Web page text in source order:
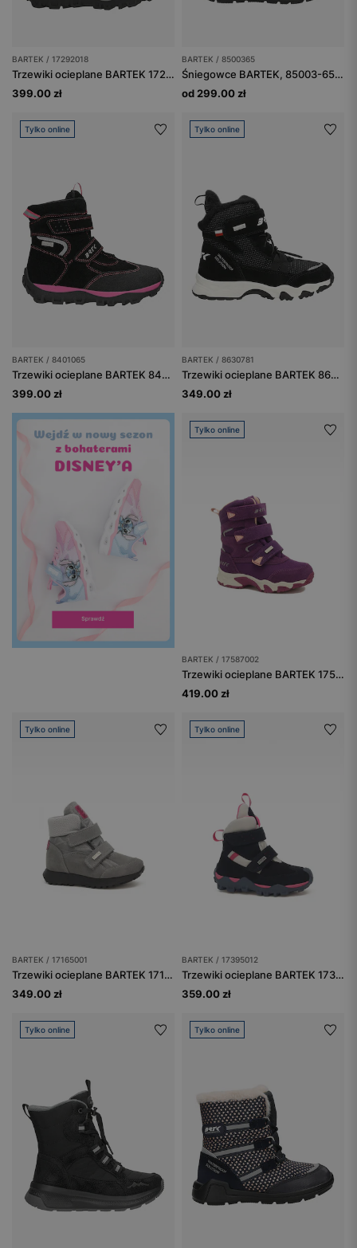
BARTEK / 17292018
Trzewiki ocieplane BARTEK 17292018, czarno-szary
399.00 zł
BARTEK / 8500365
Śniegowce BARTEK, 85003-65, dla dziewcząt, multicolor
od 299.00 zł
Tylko online
BARTEK / 8401065
Trzewiki ocieplane BARTEK 84010-65, czarno-różowe
399.00 zł
Tylko online
BARTEK / 8630781
Trzewiki ocieplane BARTEK 86307-81, czarne
349.00 zł
Tylko online
BARTEK / 17587002
Trzewiki ocieplane BARTEK 17587002, dla dziewcząt, fioletowy
419.00 zł
Tylko online
BARTEK / 17165001
Trzewiki ocieplane BARTEK 17165001, dla dziewcząt, szary
349.00 zł
Tylko online
BARTEK / 17395012
Trzewiki ocieplane BARTEK 17395012, dla dziewcząt, granatowy
359.00 zł
Tylko online Tylko online